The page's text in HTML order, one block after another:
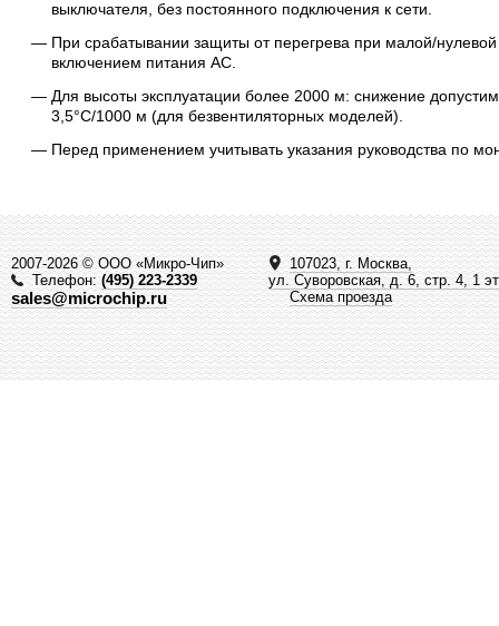
выключателя, без постоянного подключения к сети.
При срабатывании защиты от перегрева при малой/
включением питания AC.
Для высоты эксплуатации более 2000 м: снижение
3,5°C/1000 м (для безвентиляторных моделей).
Перед применением учитывать указания руководства по
2007-2026 © ООО «Микро-Чип»
Телефон:(495) 223-2339
sales@microchip.ru
107023, г. Москва,
ул. Суворовская, д. 6, стр. 4, 1
Схема проезда